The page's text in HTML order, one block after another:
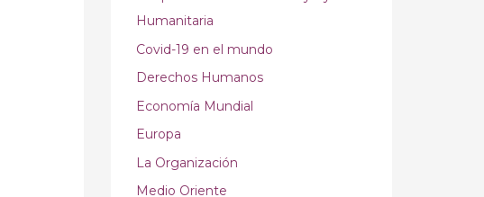
Humanitaria
Covid-19 en el mundo
Derechos Humanos
Economía Mundial
Europa
La Organización
Medio Oriente